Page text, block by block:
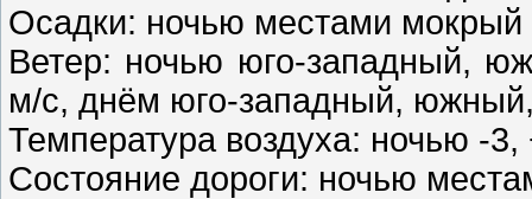
Осадки: ночью местами мокрый
Ветер: ночью юго-западный,
м/с, днём юго-западный,
Температура воздуха: ночью -
Состояние дороги: ночью